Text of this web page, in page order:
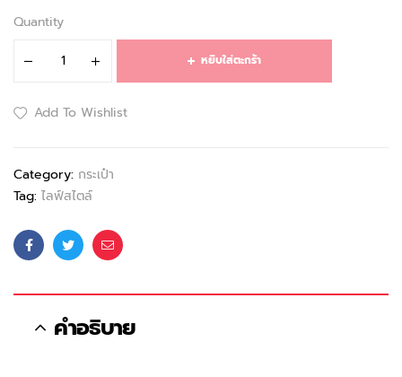
Quantity
หยิบใส่ตะกร้า
Add To Wishlist
Category: กระเป๋า
Tag: ไลฟ์สไตล์
FacebookTwitterEmail
คำอธิบาย